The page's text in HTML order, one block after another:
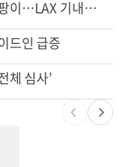
디케어 사기 유죄
인 급증